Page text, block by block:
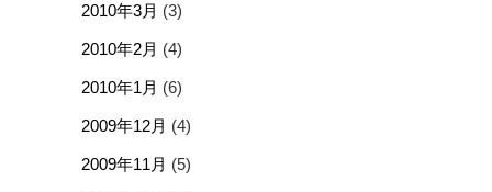
2010年3月 (3)
2010年2月 (4)
2010年1月 (6)
2009年12月 (4)
2009年11月 (5)